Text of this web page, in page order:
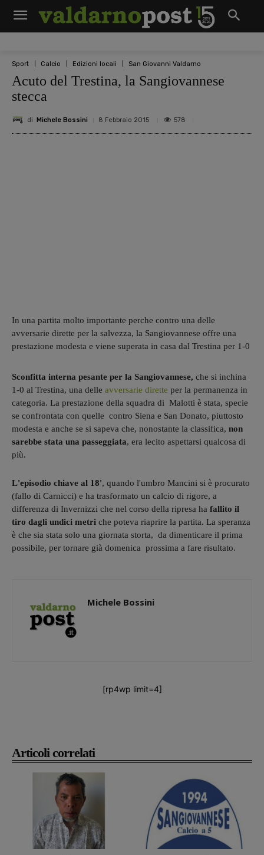
Sport Calcio Edizioni locali San Giovanni Valdarno
Acuto del Trestina, la Sangiovannese
stecca
di Michele Bossini 8 Febbraio 2015 578
Articoli correlati
In una partita molto importante perche contro una delle
avversarie dirette per la salvezza, la Sangiovannese offre una
prestazione modesta e viene superata in casa dal Trestina per 1-0
Sconfitta interna pesante per la Sangiovannese, che si inchina
1-0 al Trestina, una delle avversarie dirette per la permanenza in
categoria. La prestazione della squadra di Malotti è stata, specie
se confrontata con quelle contro Siena e San Donato, piuttosto
modesta e anche se si sapeva che, nonostante la classifica, non
sarebbe stata una passeggiata, era lecito aspettarsi qualcosa di
più.
L'episodio chiave al 18', quando l'umbro Mancini si è procurato
(fallo di Carnicci) e ha trasformato un calcio di rigore, a
differenza di Invernizzi che nel corso della ripresa ha fallito il
tiro dagli undici metri che poteva riaprire la partita. La speranza
è che sia stata solo una giornata storta, da dimenticare il prima
possibile, per tornare già domenica prossima a fare risultato.
Michele Bossini
[rp4wp limit=4]